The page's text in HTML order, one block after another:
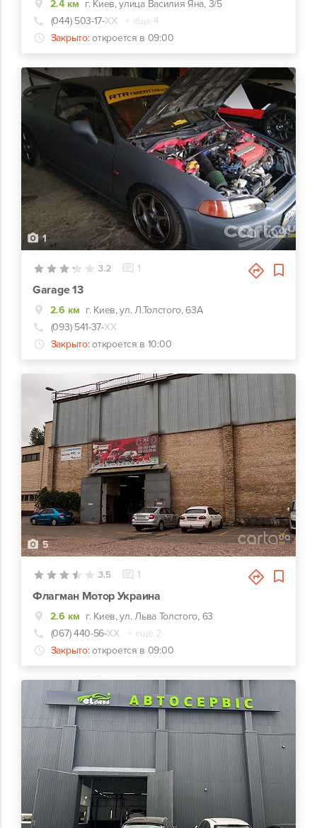
2.4 км г. Киев, улица Василия Яна, 3/5
(044) 503-17-ХХ
+ еще 4
Закрыто: откроется в 09:00
1
3.2 1
Garage 13
2.6 км г. Киев, ул. Л.Толстого, 63А
(093) 541-37-ХХ
Закрыто: откроется в 10:00
5
3.5 1
Флагман Мотор Украина
2.6 км г. Киев, ул. Льва Толстого, 63
(067) 440-56-ХХ
+ еще 2
Закрыто: откроется в 09:00